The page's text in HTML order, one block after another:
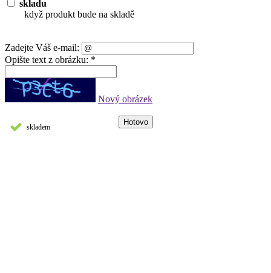
skladem
skladu
když produkt bude na skladě
Zadejte Váš e-mail:
Opište text z obrázku: *
Nový obrázek